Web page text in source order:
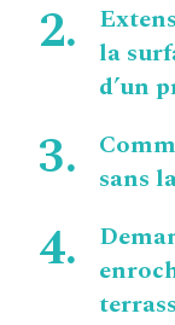
la
d’un
sans